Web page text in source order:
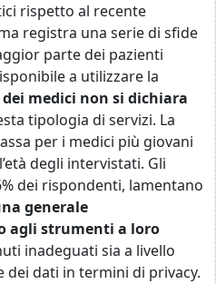
rispetto al recente
registra una serie di sfide
parte dei pazienti
a utilizzare la
dei medici non si dichiara
tipologia di servizi. La
per i medici più giovani
degli intervistati. Gli
dei rispondenti, lamentano
generale
agli strumenti a loro
inadeguati sia a livello
dei dati in termini di privacy.